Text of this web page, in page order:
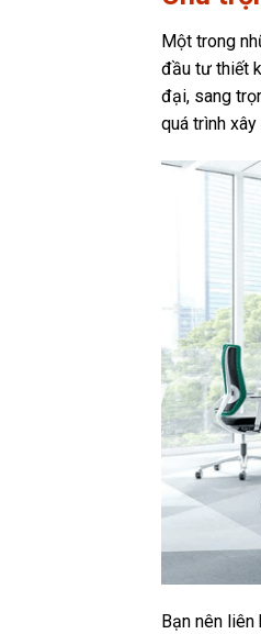
Một trong
đầu tư thiết
đại, sang
quá trình
Bạn nên liên